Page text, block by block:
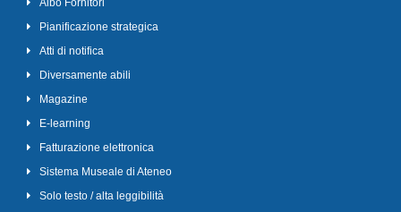
Albo Fornitori
Pianificazione strategica
Atti di notifica
Diversamente abili
Magazine
E-learning
Fatturazione elettronica
Sistema Museale di Ateneo
Solo testo / alta leggibilità